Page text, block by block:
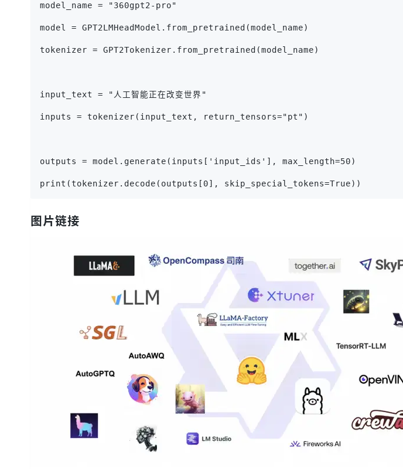
model_name = "360gpt2-pro"
model = GPT2LMHeadModel.from_pretrained(model_name)
tokenizer = GPT2Tokenizer.from_pretrained(model_name)
input_text = "人工智能正在改变世界"
inputs = tokenizer(input_text, return_tensors="pt")
outputs = model.generate(inputs['input_ids'], max_length=50)
print(tokenizer.decode(outputs[0], skip_special_tokens=True))
图片链接